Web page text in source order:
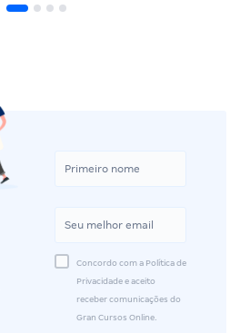
Concordo com a Política de
Privacidade e aceito
receber comunicações do
Gran Cursos Online.